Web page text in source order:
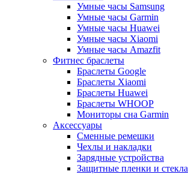
Умные часы Samsung
Умные часы Garmin
Умные часы Huawei
Умные часы Xiaomi
Умные часы Amazfit
Фитнес браслеты
Браслеты Google
Браслеты Xiaomi
Браслеты Huawei
Браслеты WHOOP
Мониторы сна Garmin
Аксессуары
Сменные ремешки
Чехлы и накладки
Зарядные устройства
Защитные пленки и стекла